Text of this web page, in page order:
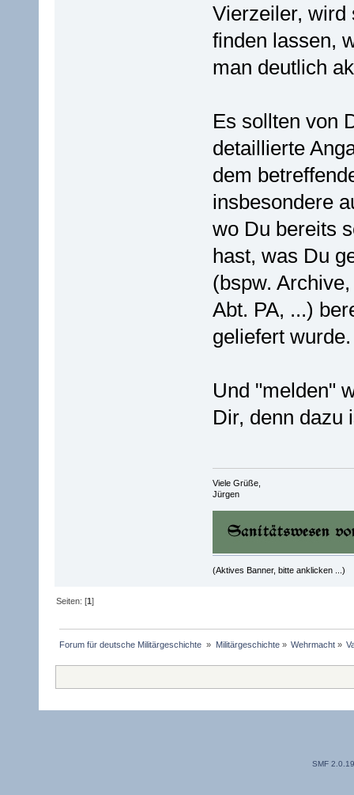
Vierzeiler, wird
finden lassen,
man deutlich
Es sollten von
detaillierte
dem
insbesondere
wo Du bereits
hast, was Du
(bspw.
Abt. PA, ...)
geliefert wurde.
Und "melden"
Dir, denn dazu
Viele Grüße,
Jürgen
(Aktives Banner, bitte anklicken ...)
Seiten: [1]
Forum für deutsche Militärgeschichte » Militärgeschichte» Wehrmacht»
SMF 2.0.19